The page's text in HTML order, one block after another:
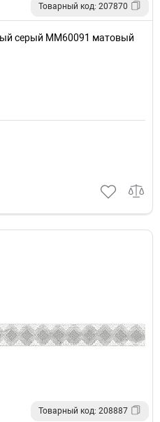
Товарный код: 207870
серый ММ60091 матовый
Товарный код: 208887